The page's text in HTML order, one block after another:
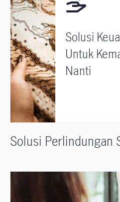
Solusi
Untuk
Nanti
Solusi Perlindungan